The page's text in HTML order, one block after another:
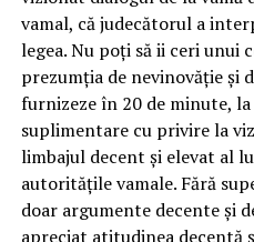
vamal, că judecătorul a
legea. Nu poți să ii ceri unui
prezumția de nevinovăție și
furnizeze în 20 de minute,
suplimentare cu privire la
limbajul decent și elevat al
autoritățile vamale. Fără
doar argumente decente și
apreciat atitudinea decentă